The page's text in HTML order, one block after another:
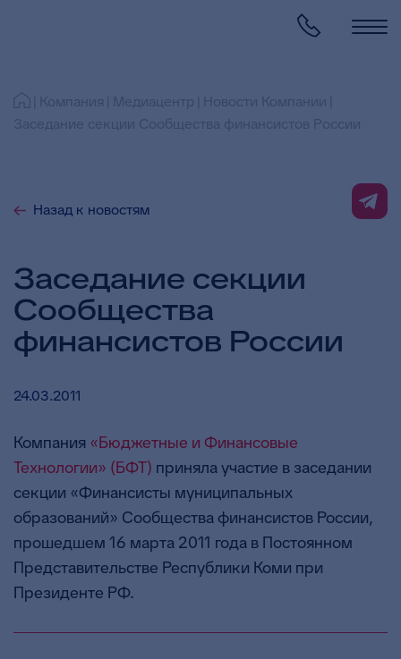
Назад к новостям
Заседание секции
Сообщества
финансистов России
24.03.2011
Компания «Бюджетные и Финансовые
Технологии» (БФТ) приняла участие в заседании
секции «Финансисты муниципальных
образований» Сообщества финансистов России,
прошедшем 16 марта 2011 года в Постоянном
Представительстве Республики Коми при
Президенте РФ.